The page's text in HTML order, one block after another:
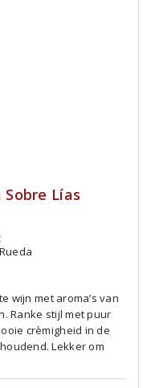
Lías
wijn met aroma’s van
Ranke stijl met puur
crèmigheid in de
Lekker om